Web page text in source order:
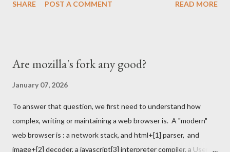
tools . I've also run once the KSP at FOSDEM and helped
with KSP and or Key Signing Party . Once enough participants
like in the good old days. I hope it won't rain, but it might. Piece
of papers with your fingerprint written on them. Each piece
should look like below: $ gpg --fingerprint
SHARE POST A COMMENT READ MORE
Are mozilla's fork any good?
January 07, 2026
To answer that question, we first need to understand how
complex, writing or maintaining a web browser is. A "modern"
web browser is : a network stack, and html+[1] parser, and
image+[2] decoder, a javascript[3] interpreter compiler, a User's